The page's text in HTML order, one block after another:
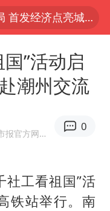
以“新”破局 首发经济点亮城市消费活力
宇树科技发行价格150.80元/股
宇树科技王兴兴身家有望超200亿元
CIA被曝已秘密设立古巴工作组
贵州轮胎子公司获美国退税8136万
”活动启
潮州交流
·南方都市报官方网易号
0
社工看祖国”活
铁站举行。南